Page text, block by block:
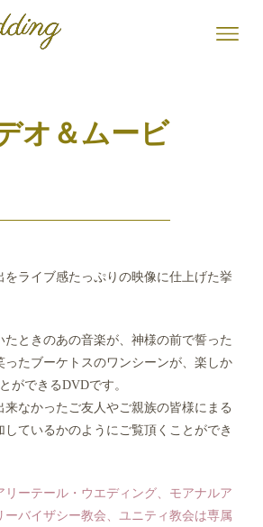
オ＆ムービ
をライブ感たっぷりの映像に仕上げた挙
たときのあの音楽が、神様の前で誓った
ったブーケトスのワンシーンが、楽しか
ができるDVDです。
来なかったご友人やご親族の皆様にまる
しているかのようにご覧頂くことができ
ーテール・ウエディング、モアナルア
ーバイザシー教会、ユニティ教会は専属